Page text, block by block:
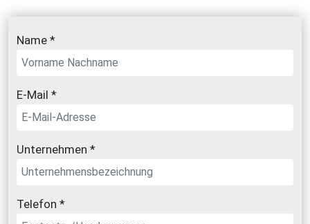
Name *
E-Mail *
Unternehmen *
Telefon *